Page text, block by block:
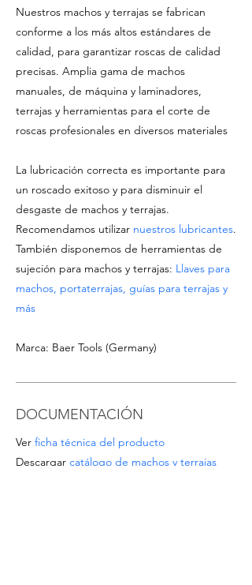
Nuestros machos y terrajas se fabrican
conforme a los más altos estándares de
calidad, para garantizar roscas de calidad
precisas. Amplia gama de machos
manuales, de máquina y laminadores,
terrajas y herramientas para el corte de
roscas profesionales en diversos materiales
La lubricación correcta es importante para
un roscado exitoso y para disminuir el
desgaste de machos y terrajas.
Recomendamos utilizar nuestros lubricantes.
También disponemos de herramientas de
sujeción para machos y terrajas: Llaves para
machos, portaterrajas, guías para terrajas y
más
Marca: Baer Tools (Germany)
DOCUMENTACIÓN
Ver ficha técnica del producto
Descargar catálogo de machos y terrajas